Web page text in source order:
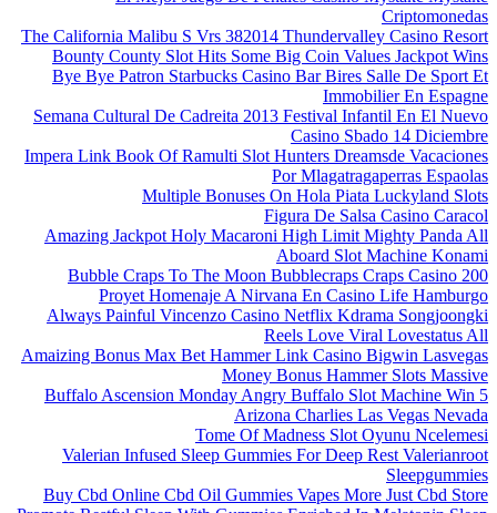
Criptomonedas
The California Malibu S Vrs 382014 Thundervalley Casino Resort
Bounty County Slot Hits Some Big Coin Values Jackpot Wins
Bye Bye Patron Starbucks Casino Bar Bires Salle De Sport Et
Immobilier En Espagne
Semana Cultural De Cadreita 2013 Festival Infantil En El Nuevo
Casino Sbado 14 Diciembre
Impera Link Book Of Ramulti Slot Hunters Dreamsde Vacaciones
Por Mlagatragaperras Espaolas
Multiple Bonuses On Hola Piata Luckyland Slots
Figura De Salsa Casino Caracol
Amazing Jackpot Holy Macaroni High Limit Mighty Panda All
Aboard Slot Machine Konami
200 Bubble Craps To The Moon Bubblecraps Craps Casino
Proyet Homenaje A Nirvana En Casino Life Hamburgo
Always Painful Vincenzo Casino Netflix Kdrama Songjoongki
Reels Love Viral Lovestatus All
Amaizing Bonus Max Bet Hammer Link Casino Bigwin Lasvegas
Money Bonus Hammer Slots Massive
5 Buffalo Ascension Monday Angry Buffalo Slot Machine Win
Arizona Charlies Las Vegas Nevada
Tome Of Madness Slot Oyunu Ncelemesi
Valerian Infused Sleep Gummies For Deep Rest Valerianroot
Sleepgummies
Buy Cbd Online Cbd Oil Gummies Vapes More Just Cbd Store